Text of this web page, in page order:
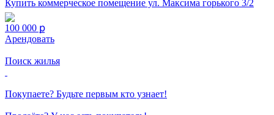
Купить коммерческое помещение ул. Максима горького 3/2
100 000 ք
Арендовать
Поиск жилья
Покупаете? Будьте первым кто узнает!